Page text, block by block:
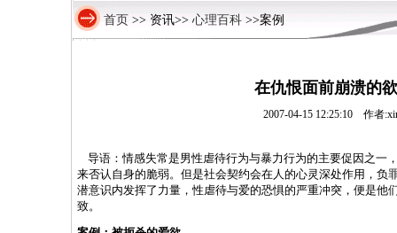
首页 >> 资讯>> 心理百科 >>案例
在仇恨面前崩溃的
2007-04-15 12:25:10 作者
导语：情感失常是男性虐待行为与暴力行为的主要促因之一
来否认自身的脆弱。但是社会契约会在人的心灵深处作用，负
潜意识内发挥了力量，性虐待与爱的恐惧的严重冲突，便是他
致。